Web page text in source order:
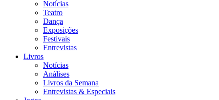
Notícias
Teatro
Dança
Exposições
Festivais
Entrevistas
Livros
Notícias
Análises
Livros da Semana
Entrevistas & Especiais